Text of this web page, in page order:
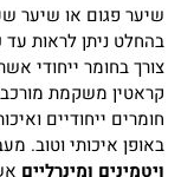
שיער פגום או שיער
בהחלט ניתן לראות
צורך בחומר ייחודי
קראטין משקמת
חומרים ייחודיים
באופן איכותי וטוב.
ויטמינים ומינרליים